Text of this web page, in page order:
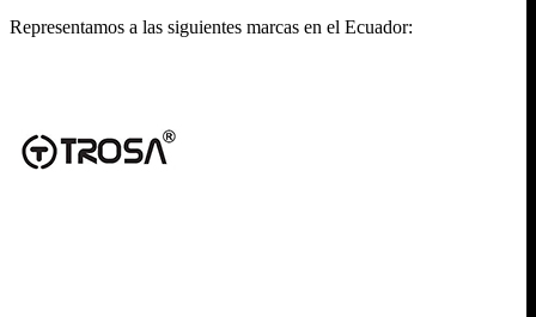
Representamos a las siguientes marcas en el Ecuador: